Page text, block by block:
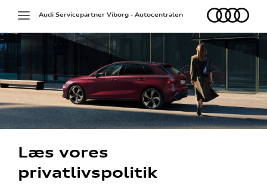
Toggle
navigation
Audi
Audi Servicepartner Viborg - Autocentralen
Læs vores
privatlivspolitik